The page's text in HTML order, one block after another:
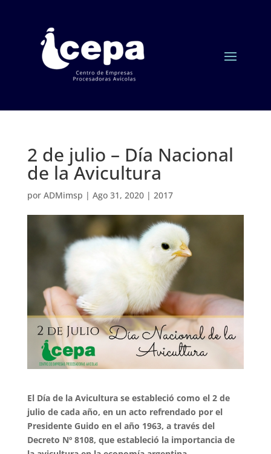
2 de julio – Día Nacional
de la Avicultura
por ADMimsp | Ago 31, 2020| 2017
El Día de la Avicultura se estableció como el 2 de
julio de cada año, en un acto refrendado por el
Presidente Guido en el año 1963, a través del
Decreto Nº 8108, que estableció la importancia de